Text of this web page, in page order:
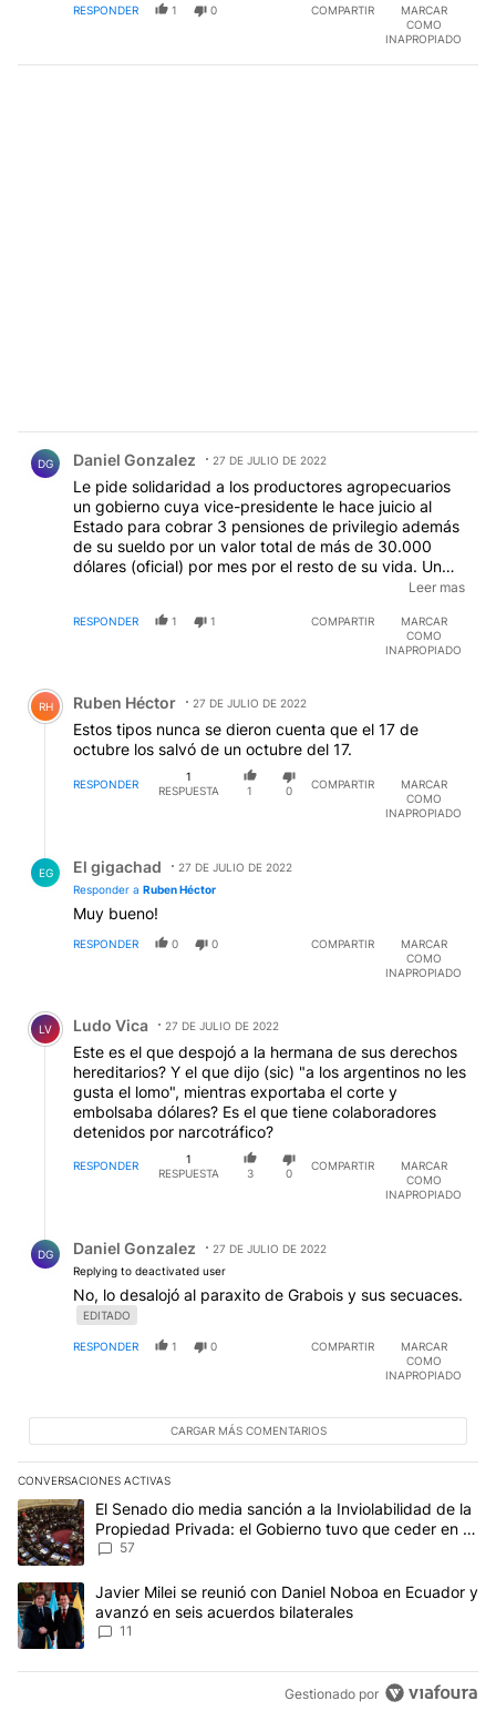
RESPONDER 1 0 COMPARTIR
MARCAR
COMO
INAPROPIADO
DG Daniel Gonzalez 27 DE JULIO DE 2022
Le pide solidaridad a los productores agropecuarios
un gobierno cuya vice-presidente le hace juicio al
Estado para cobrar 3 pensiones de privilegio además
de su sueldo por un valor total de más de 30.000
dólares (oficial) por mes por el resto de su vida. Un
presidente que decretó un encierro generalizado que
que estaba muriendo, y otro tuviera que llevar a su
hija en brazos para hacer un tratamiento contra el
joda festejando en cumpleaños de su esposa. No
tienen vergüenza!
EDITADO
Leer mas
RESPONDER 1 1 COMPARTIR
MARCAR
COMO
INAPROPIADO
Comentario de Ruben Héctor.
RH Ruben Héctor 27 DE JULIO DE 2022
Estos tipos nunca se dieron cuenta que el 17 de
octubre los salvó de un octubre del 17.
RESPONDER
1
RESPUESTA
1 0
COMPARTIR
MARCAR
COMO
INAPROPIADO
EG El gigachad
27 DE JULIO DE 2022
Responder a Ruben Héctor
Muy bueno!
RESPONDER 0 0 COMPARTIR
MARCAR
COMO
INAPROPIADO
Comentario de Ludo Vica.
LV Ludo Vica 27 DE JULIO DE 2022
Este es el que despojó a la hermana de sus derechos
hereditarios? Y el que dijo (sic) "a los argentinos no les
gusta el lomo", mientras exportaba el corte y
embolsaba dólares? Es el que tiene colaboradores
detenidos por narcotráfico?
RESPONDER
1
RESPUESTA
3 0
COMPARTIR
MARCAR
COMO
INAPROPIADO
DG Daniel Gonzalez
27 DE JULIO DE 2022
Replying to deactivated user
No, lo desalojó al paraxito de Grabois y sus secuaces.
EDITADO
RESPONDER 1 0 COMPARTIR
MARCAR
COMO
INAPROPIADO
CARGAR MÁS COMENTARIOS
CONVERSACIONES ACTIVAS
Este listado muestra los artículos con más comentarios en los
Un artículo de tendencia con el título "El Senado dio media
El Senado dio media sanción a la Inviolabilidad de la
Propiedad Privada: el Gobierno tuvo que ceder en la
Ley del Manejo del Fuego
57
Un artículo de tendencia con el título "Javier Milei se reunió con
Javier Milei se reunió con Daniel Noboa en Ecuador y
avanzó en seis acuerdos bilaterales
11
Gestionado por